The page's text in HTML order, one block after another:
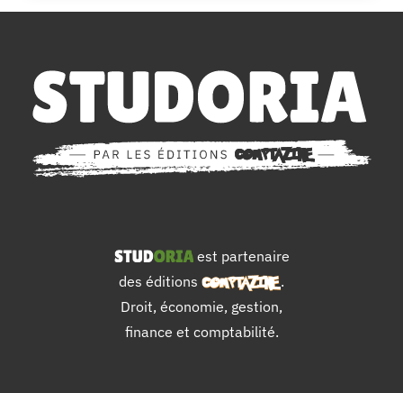
est partenaire
des éditions
.
Droit, économie, gestion,
finance et comptabilité.